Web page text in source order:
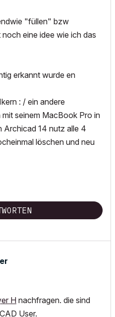
"füllen" bzw
eine idee wie ich das
erkannt wurde en
: / ein andere
seinem MacBook Pro in
Archicad 14 nutz alle 4
löschen und neu
Hnachfragen. die sind
User.